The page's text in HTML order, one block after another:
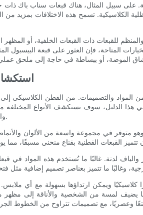
على سبيل المثال، هناك قبعات سناب باك ذات
الكلاسيكية. تسمح هذه الاختلافات بمزيد من
للقبعات ذات القبعات الخلفية، أو
المتاحة، فإن العثور على قبعة البيسبول
والتصميمات. من القطن الكلاسيكي إلى
في هذا الدليل، سوف نستكشف الأنواع
والتصميم التي تجعل كل واحدة منها فريدة من نوعها.
متوفر في مجموعة واسعة من الألوان
لدنة. غالبًا ما تُستخدم هذه المواد في
كلاسيكيًا ويمكن ارتداؤها بسهولة مع أي
يضيف لمسة من الشخصية والأناقة إلى مظهر